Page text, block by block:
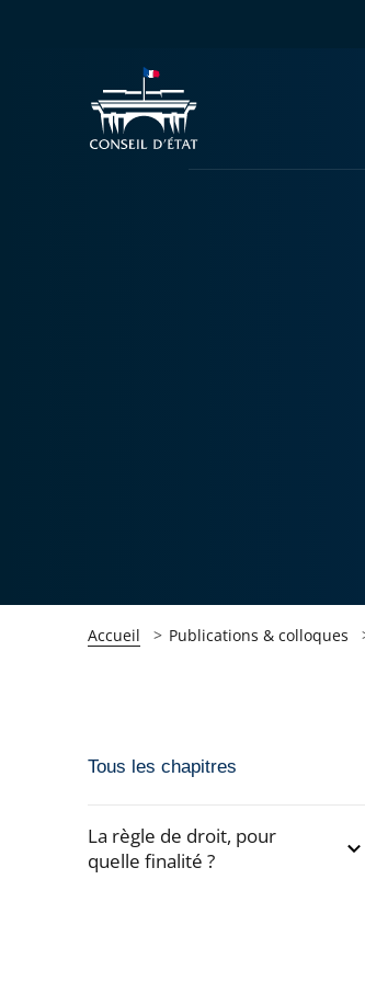
Accueil Publications & colloques
Passer
navigation
de
Tous les chapitres
La règle de droit, pour
quelle finalité ?